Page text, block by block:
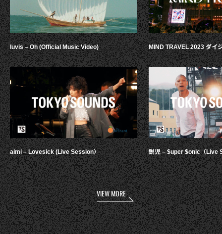
luvis – Oh (Official Music Video)
aimi – Lovesick (Live Session）
MIND TRAVEL 2023 ダイ
鋭児 – $uper $onic（Live
VIEW MORE